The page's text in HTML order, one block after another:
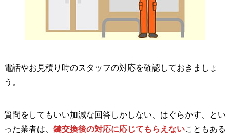
電話やお見積り時のスタッフの対応を確認しておきましょ
う。
質問をしてもいい加減な回答しかしない、はぐらかす、とい
った業者は、 鍵交換後の対応に応じてもらえないこともある